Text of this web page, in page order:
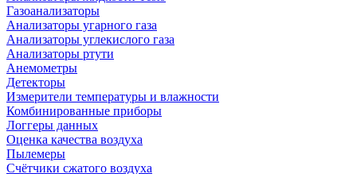
Газоанализаторы
Анализаторы угарного газа
Анализаторы углекислого газа
Анализаторы ртути
Анемометры
Детекторы
Измерители температуры и влажности
Комбинированные приборы
Логгеры данных
Оценка качества воздуха
Пылемеры
Счётчики сжатого воздуха